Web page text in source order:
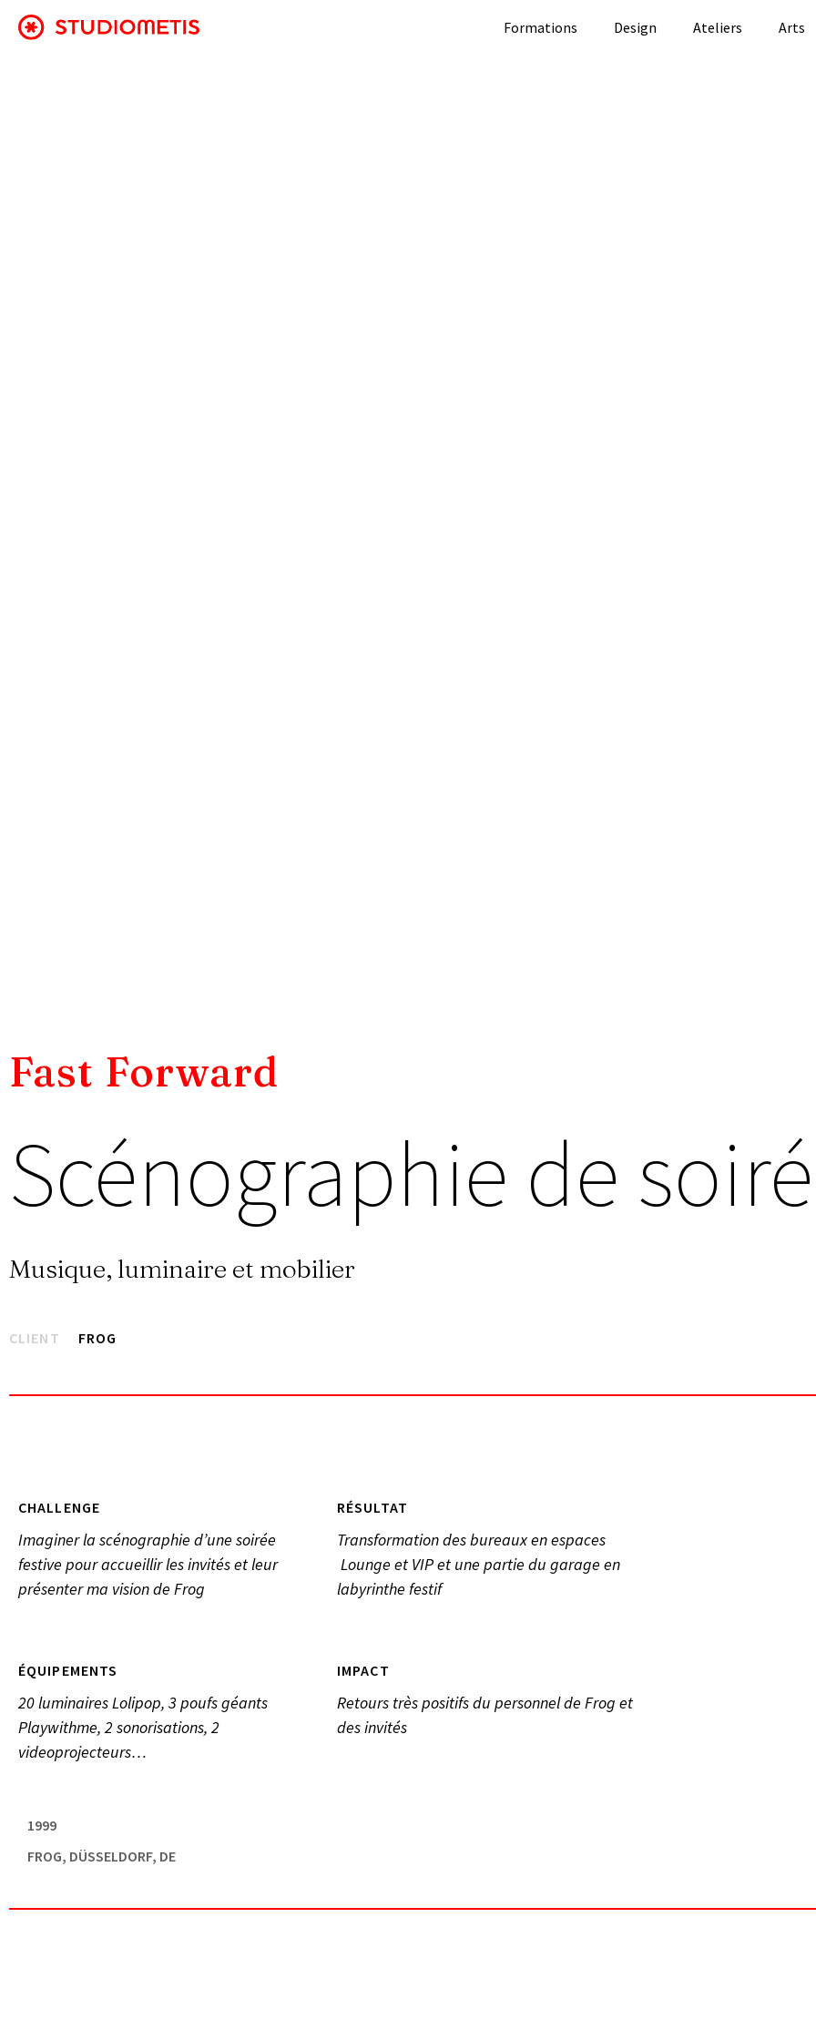
Formations Design Ateliers Arts
Fast Forward
Scénographie de
Musique, luminaire et mobilier
CLIENT FROG
CHALLENGE
Imaginer la scénographie d’une soirée
festive pour accueillir les invités et leur
présenter ma vision de Frog
RÉSULTAT
Transformation des bureaux en espaces
Lounge et VIP et une partie du garage en
labyrinthe festif
ÉQUIPEMENTS
20 luminaires Lolipop, 3 poufs géants
Playwithme, 2 sonorisations, 2
videoprojecteurs…
IMPACT
Retours très positifs du personnel de Frog et
des invités
1999
FROG, DÜSSELDORF, DE